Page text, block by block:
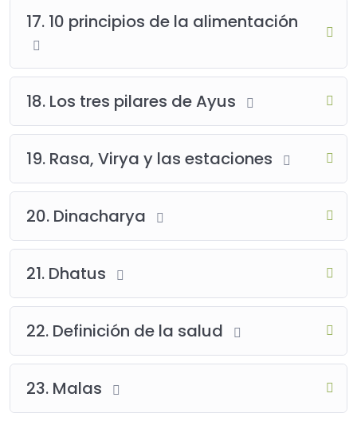
17. 10 principios de la alimentación
18. Los tres pilares de Ayus
19. Rasa, Virya y las estaciones
20. Dinacharya
21. Dhatus
22. Definición de la salud
23. Malas